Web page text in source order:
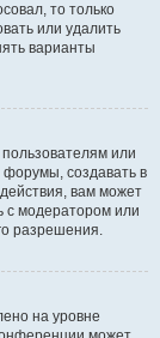
то только
или удалить
варианты
или
форумы, создавать в
вам может
с модератором или
разрешения.
на уровне